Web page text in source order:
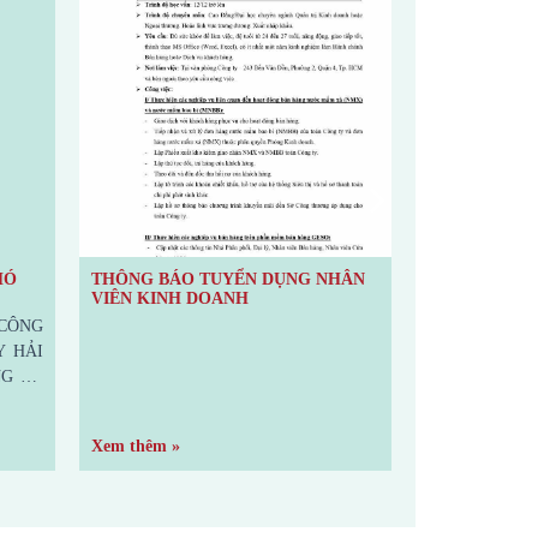
HẢI
TY
độ
THÔNG BÁO TUYỂN DỤNG NHÂN
VIÊN KINH DOANH
Xem thêm »